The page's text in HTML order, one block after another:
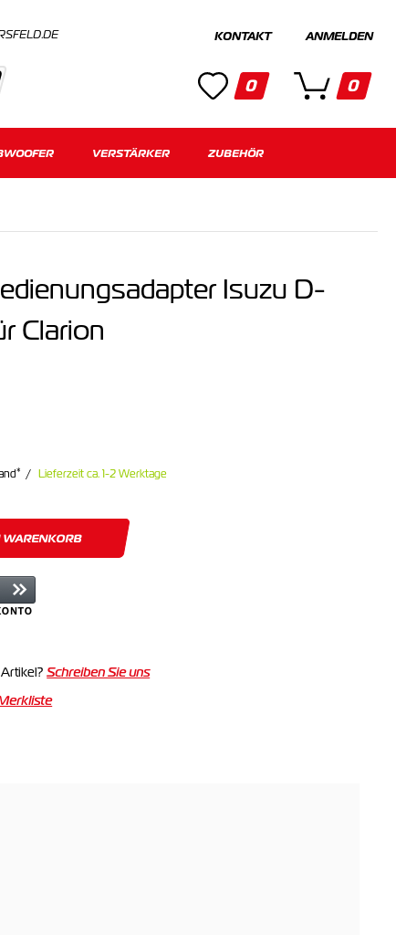
Kategorien
KONTAKT
0
ANMELDEN
0
VERSTÄRKER ZUBEHÖR
Isuzu D-
Clarion
* Lieferzeit ca. 1-2 Werktage
WARENKORB
Schreiben Sie uns